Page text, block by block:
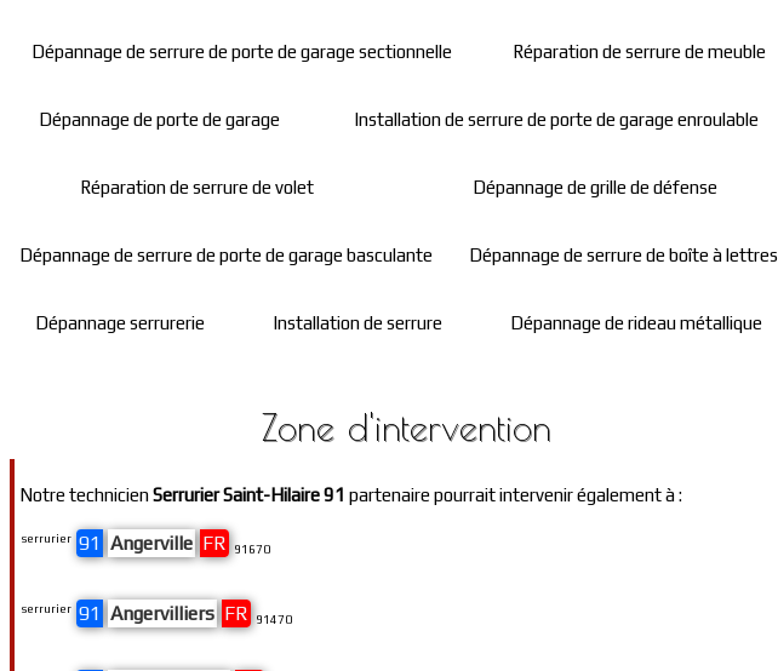
Dépannage de serrure de porte de garage sectionnelle Réparation de serrure de meuble
Dépannage de porte de garage Installation de serrure de porte de garage enroulable
Réparation de serrure de volet Dépannage de grille de défense
Dépannage de serrure de porte de garage basculante Dépannage de serrure de boîte à lettres
Dépannage serrurerie Installation de serrure Dépannage de rideau métallique
Zone d'intervention
Notre technicienSerrurier Saint-Hilaire 91 partenaire pourrait intervenir également à :
serrurier 91 Angervilliers FR 91470
serrurier 91 Angerville FR 91670